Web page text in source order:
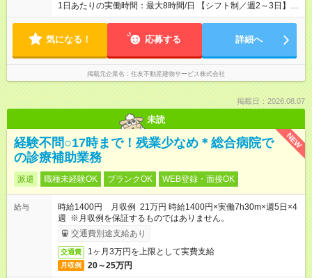
1日あたりの実働時間：最大8時間/日 【シフト制／週2～3日】
8：30～16：00 9：30～17：00 8：30～17：00 ※上記以外のシ
物件によって異なります
気になる！ 応募する 詳細へ
掲載元企業名 住友不動産建物サービス株式会社
掲載日：2026.08.07
未読
NEW
経験不問○17時まで！残業少なめ＊総合病院で
の診療補助業務
派遣 職種未経験OK ブランクOK WEB登録・面接OK
給与
時給1400円 月収例 21万円 時給1400円×実働7h30m×週5日×4
週 ※月収例を保証するものではありません。
交通費別途支給あり
交通費 1ヶ月3万円を上限として実費支給
月収例 20～25万円